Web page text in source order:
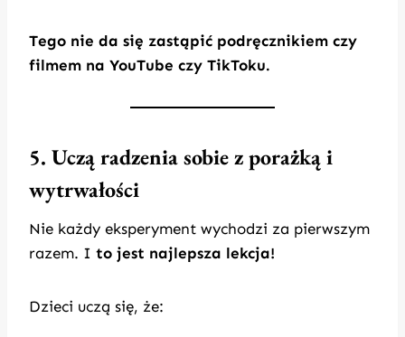
Tego nie da się zastąpić podręcznikiem czy
filmem na YouTube czy TikToku.
5. Uczą radzenia sobie z porażką i
wytrwałości
Nie każdy eksperyment wychodzi za pierwszym
razem. I to jest najlepsza lekcja!
Dzieci uczą się, że: